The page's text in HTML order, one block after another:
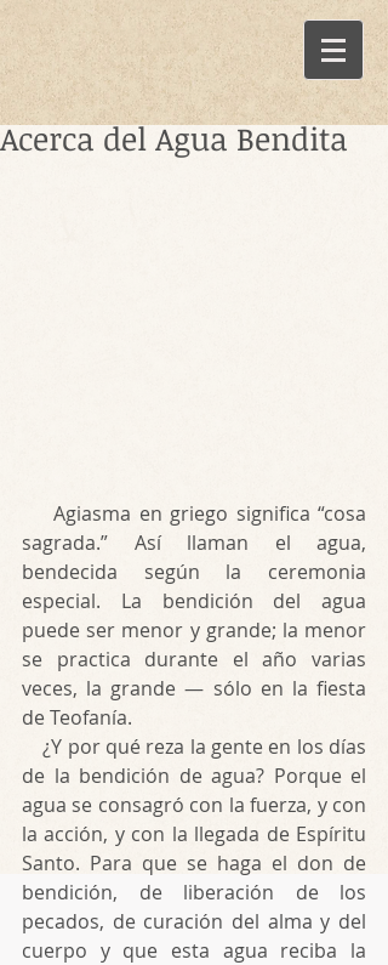
Acerca del Agua Bendita
sagrada.” Así llaman el agua,
bendecida según la ceremonia
especial. La bendición del agua
puede ser menor y grande; la menor
se practica durante el año varias
veces, la grande — sólo en la fiesta
de Teofanía.
    ¿Y por qué reza la gente en los días
de la bendición de agua? Porque el
agua se consagró con la fuerza, y con
la acción, y con la llegada de Espíritu
Santo. Para que se haga el don de
bendición, de liberación de los
pecados, de curación del alma y del
cuerpo y que esta agua reciba la